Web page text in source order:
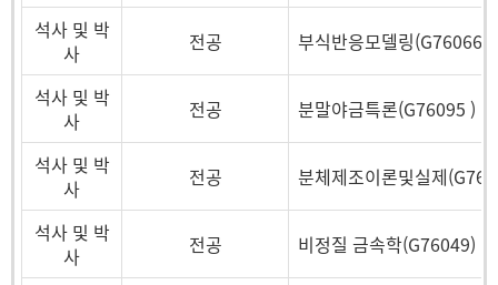
석사 및 박
사
전공 부식반응모델링(G76066)
석사 및 박
사
전공 분말야금특론(G76095 )
석사 및 박
사
전공 분체제조이론및실제
석사 및 박
사
전공 비정질 금속학(G76049)